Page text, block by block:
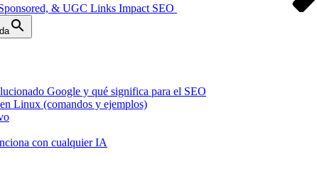
& UGC Links Impact SEO
Google y qué significa para el SEO
Linux (comandos y ejemplos)
con cualquier IA